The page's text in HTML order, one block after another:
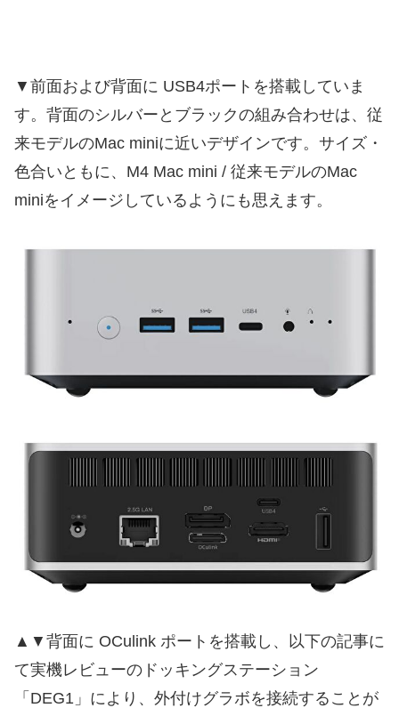
▼前面および背面に USB4ポートを搭載していま
す。背面のシルバーとブラックの組み合わせは、従
来モデルのMac miniに近いデザインです。サイズ・
色合いともに、M4 Mac mini / 従来モデルのMac
miniをイメージしているようにも思えます。
▲▼背面に OCulink ポートを搭載し、以下の記事に
て実機レビューのドッキングステーション
「DEG1」により、外付けグラボを接続することが